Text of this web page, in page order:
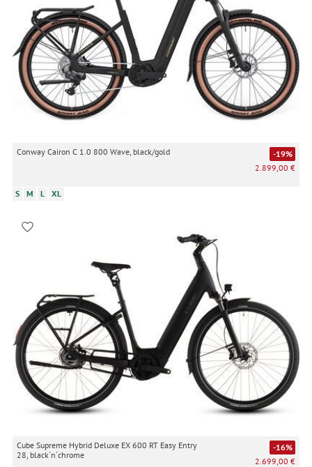
Conway Cairon C 1.0 800 Wave, black/gold
-19%
2.899,00 €
S M L XL
Cube Supreme Hybrid Deluxe EX 600 RT Easy Entry
28, black´n´chrome
-16%
2.699,00 €